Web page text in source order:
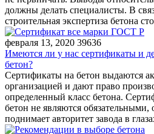
должны делать специалисты. В
строительная экспертиза бетона
февраля 13, 2020 39636
Имеются ли у нас сертификаты и
бетон?
Сертификаты на бетон выдаются
организацией и дают право
определенный класс бетона.
бетон не являются обязательными,
поднимает авторитет завода в